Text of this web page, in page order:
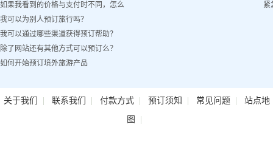
如果我看到的价格与支付时不同，怎么
办？
我可以为别人预订旅行吗？
我可以通过哪些渠道获得预订帮助？
除了网站还有其他方式可以预订么？
如何开始预订境外旅游产品
紧
关于我们 | 联系我们 | 付款方式| 预订须知 | 常见问题| 站点地
图 |